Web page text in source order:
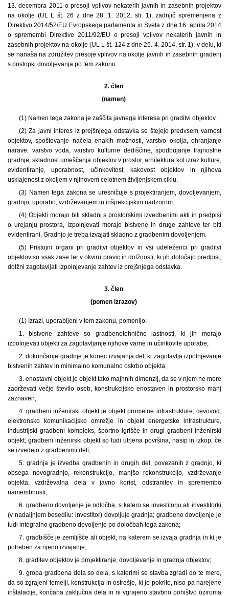
13. decembra 2011 o presoji vplivov nekaterih javnih in zasebnih projektov
na okolje (UL L št. 26 z dne 28. 1. 2012, str. 1), zadnjič spremenjena z
Direktivo 2014/52/EU Evropskega parlamenta in Sveta z dne 16. aprila 2014
o spremembi Direktive 2011/92/EU o presoji vplivov nekaterih javnih in
zasebnih projektov na okolje (UL L št. 124 z dne 25. 4. 2014, str. 1), v delu, ki
se nanaša na združitev presoje vplivov na okolje javnih in zasebnih gradenj
s postopki dovoljevanja po tem zakonu.
2. člen
(namen)
(1) Namen tega zakona je zaščita javnega interesa pri graditvi objektov.
(2) Za javni interes iz prejšnjega odstavka se štejejo predvsem varnost
objektov, spoštovanje načela enakih možnosti, varstvo okolja, ohranjanje
narave, varstvo voda, varstvo kulturne dediščine, spodbujanje trajnostne
gradnje, skladnost umeščanja objektov v prostor, arhitektura kot izraz kulture,
evidentiranje, uporabnost, učinkovitost, kakovost objektov in njihova
usklajenost z okoljem v njihovem celotnem življenjskem ciklu.
(3) Namen tega zakona se uresničuje s projektiranjem, dovoljevanjem,
gradnjo, uporabo, vzdrževanjem in inšpekcijskim nadzorom.
(4) Objekti morajo biti skladni s prostorskimi izvedbenimi akti in predpisi
o urejanju prostora, izpolnjevati morajo bistvene in druge zahteve ter biti
evidentirani. Gradnjo je treba izvajati skladno z gradbenim dovoljenjem.
(5) Pristojni organi pri graditvi objektov in vsi udeleženci pri graditvi
objektov so vsak zase ter v okviru pravic in dolžnosti, ki jih določajo predpisi,
dolžni zagotavljati izpolnjevanje zahtev iz prejšnjega odstavka.
3. člen
(pomen izrazov)
(1) Izrazi, uporabljeni v tem zakonu, pomenijo:
1. bistvene zahteve so gradbenotehnične lastnosti, ki jih morajo
izpolnjevati objekti za zagotavljanje njihove varne in učinkovite uporabe;
2. dokončanje gradnje je konec izvajanja del, ki zagotavlja izpolnjevanje
bistvenih zahtev in minimalno komunalno oskrbo objekta;
3. enostavni objekt je objekt tako majhnih dimenzij, da se v njem ne more
zadrževati večje število oseb, konstrukcijsko enostaven in prostorsko manj
zaznaven;
4. gradbeni inženirski objekt je objekt prometne infrastrukture, cevovod,
elektronsko komunikacijsko omrežje in objekt energetske infrastrukture,
industrijski gradbeni kompleks, športno igrišče in drugi gradbeni inženirski
objekt; gradbeni inženirski objekt so tudi utrjena površina, nasip in izkop, če
se izvedejo z gradbenimi deli;
5. gradnja je izvedba gradbenih in drugih del, povezanih z gradnjo, ki
obsega novogradnjo, rekonstrukcijo, manjšo rekonstrukcijo, vzdrževanje
objekta, vzdrževalna dela v javno korist, odstranitev in spremembo
namembnosti;
6. gradbeno dovoljenje je odločba, s katero se investitorju ali investitorki
(v nadaljnjem besedilu: investitor) dovoljuje gradnja; gradbeno dovoljenje je
tudi integralno gradbeno dovoljenje po določbah tega zakona;
7. gradbišče je zemljišče ali objekt, na katerem se izvaja gradnja in ki je
potreben za njeno izvajanje;
8. graditev objektov je projektiranje, dovoljevanje in gradnja objektov;
9. groba gradbena dela so dela, s katerimi se stavba zgradi do te mere,
da so zgrajeni temelji, konstrukcija in ostrešje, ki je pokrito, niso pa narejene
inštalacije, končana zaključna dela in ni vgrajeno stavbno pohištvo oziroma